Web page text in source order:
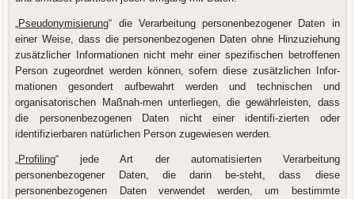
„Pseudonymisierung“ die Verarbeitung personenbezogener Daten in
einer Weise, dass die personenbezogenen Daten ohne Hinzuziehung
zusätzlicher Informationen nicht mehr einer spezifischen betroffenen
Person zugeordnet werden können, sofern diese zusätzlichen Infor-
mationen gesondert aufbewahrt werden und technischen und
organisatorischen Maßnah-men unterliegen, die gewährleisten, dass
die personenbezogenen Daten nicht einer identifi-zierten oder
identifizierbaren natürlichen Person zugewiesen werden.
„Profiling“ jede Art der automatisierten Verarbeitung
personenbezogener Daten, die darin be-steht, dass diese
personenbezogenen Daten verwendet werden, um bestimmte